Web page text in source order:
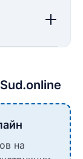
на